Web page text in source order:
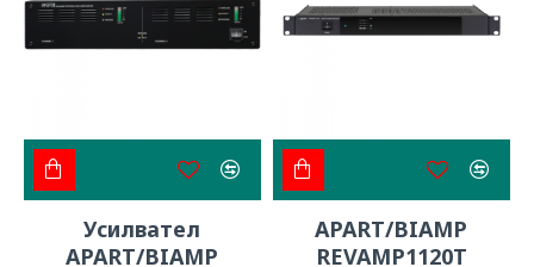
Усилвател
APART/BIAMP
APART/BIAMP
REVAMP1120T